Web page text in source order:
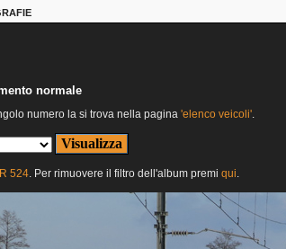
normale
numero la si trova nella pagina 'elenco veicoli'.
524. Per rimuovere il filtro dell'album premi qui.